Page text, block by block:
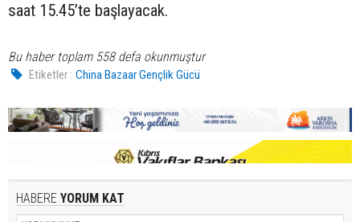
saat 15.45’te başlayacak.
Bu haber toplam 558 defa okunmuştur
Etiketler : China Bazaar Gençlik Gücü
HABERE YORUM KAT